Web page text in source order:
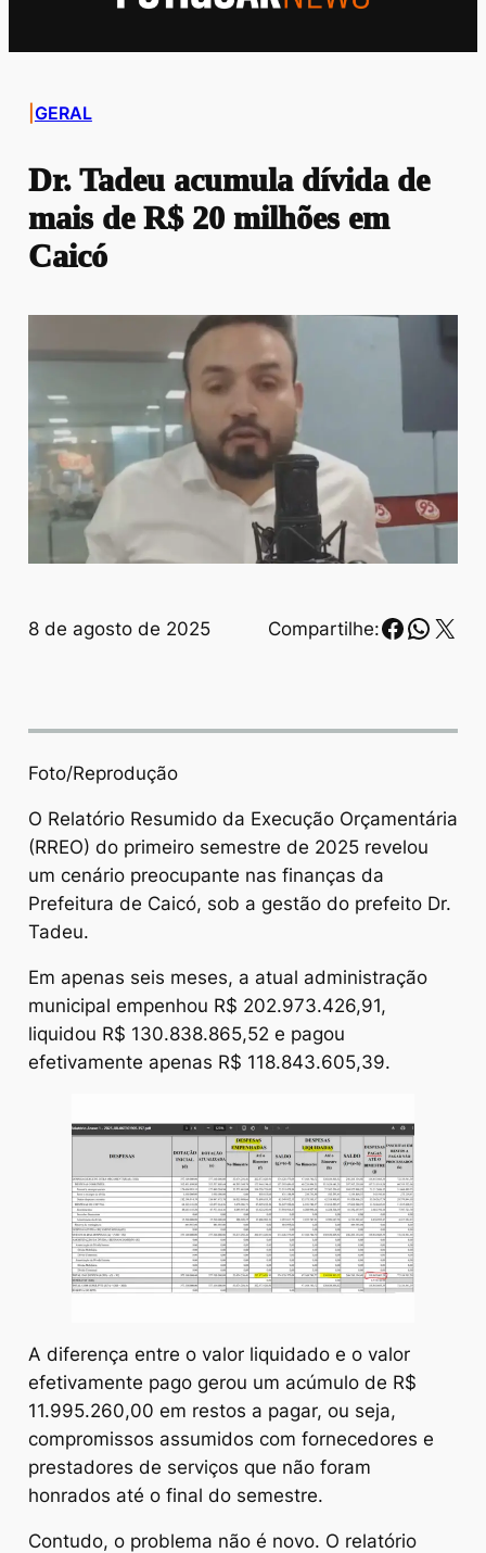
GERAL
Dr. Tadeu acumula dívida de
mais de R$ 20 milhões em
Caicó
8 de agosto de 2025 Compartilhe: X
Foto/Reprodução
O Relatório Resumido da Execução Orçamentária
(RREO) do primeiro semestre de 2025 revelou
um cenário preocupante nas finanças da
Prefeitura de Caicó, sob a gestão do prefeito Dr.
Tadeu.
Em apenas seis meses, a atual administração
municipal empenhou R$ 202.973.426,91,
liquidou R$ 130.838.865,52 e pagou
efetivamente apenas R$ 118.843.605,39.
A diferença entre o valor liquidado e o valor
efetivamente pago gerou um acúmulo de R$
11.995.260,00 em restos a pagar, ou seja,
compromissos assumidos com fornecedores e
prestadores de serviços que não foram
honrados até o final do semestre.
Contudo, o problema não é novo. O relatório